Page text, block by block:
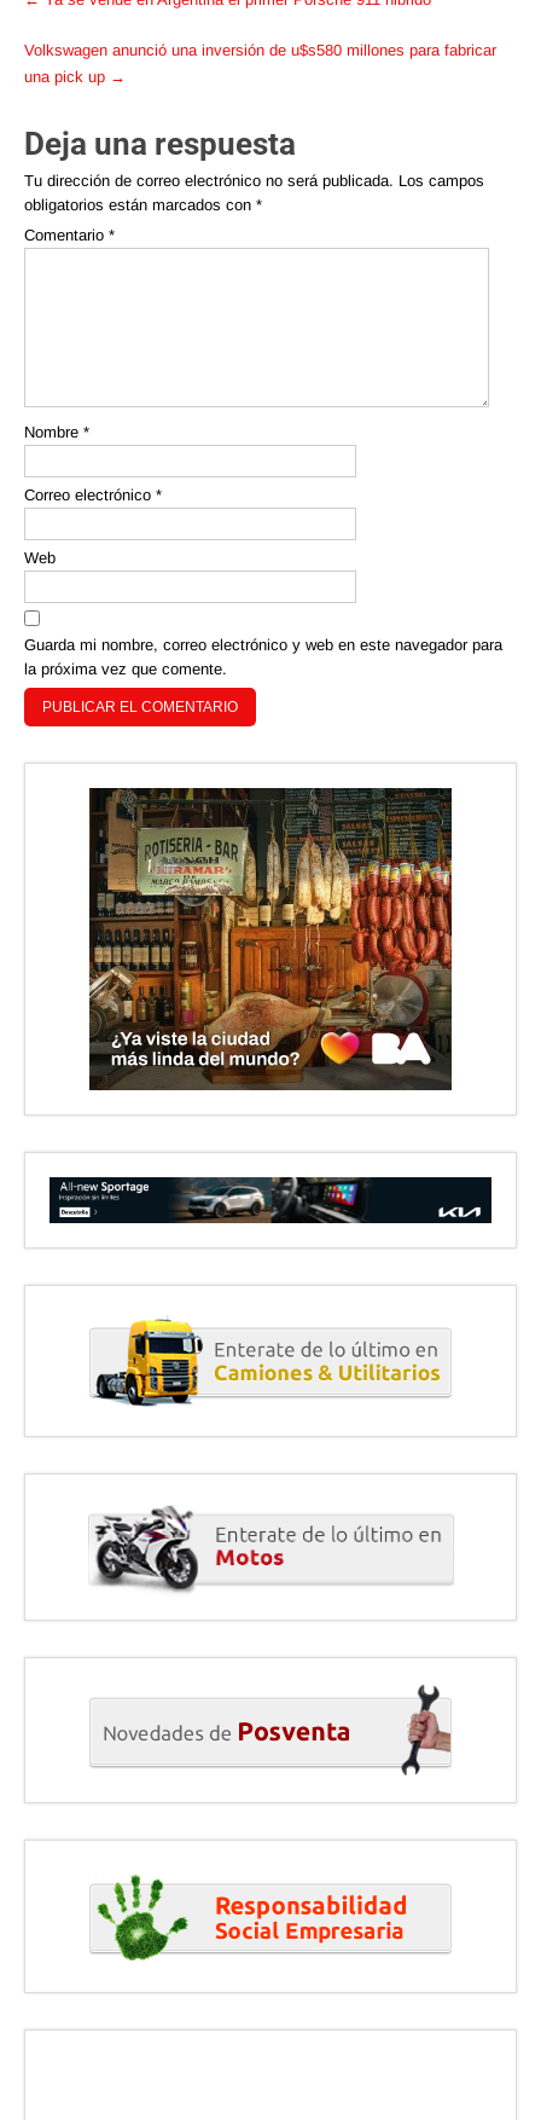
Volkswagen anunció una inversión de u$s580 millones para fabricar
una pick up →
Deja una respuesta
Tu dirección de correo electrónico no será publicada. Los campos
obligatorios están marcados con *
Comentario *
Nombre *
Correo electrónico *
Web
Guarda mi nombre, correo electrónico y web en este navegador para
la próxima vez que comente.